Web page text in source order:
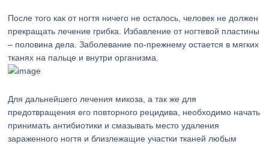
После того как от ногтя ничего не осталось, человек не должен
прекращать лечение грибка. Избавление от ногтевой пластины
– половина дела. Заболевание по-прежнему остается в мягких
тканях на пальце и внутри организма.
Для дальнейшего лечения микоза, а так же для
предотвращения его повторного рецидива, необходимо начать
принимать антибиотики и смазывать место удаления
зараженного ногтя и близлежащие участки тканей любым